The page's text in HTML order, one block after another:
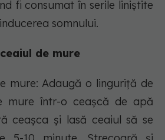
fi consumat în serile liniștite
somnului.
de mure
mure: Adaugă o linguriță de
mure într-o ceașcă de apă
ceașca și lasă ceaiul să se